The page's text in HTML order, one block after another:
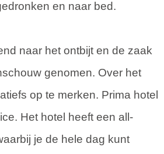
en naar bed.
naar het ontbijt en de zaak
genomen. Over het
op te merken. Prima hotel
Het hotel heeft een all-
je de hele dag kunt